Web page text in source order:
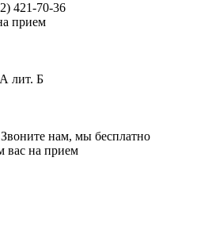
421-70-36
прием
лит. Б
Звоните нам, мы бесплатно
вас на прием